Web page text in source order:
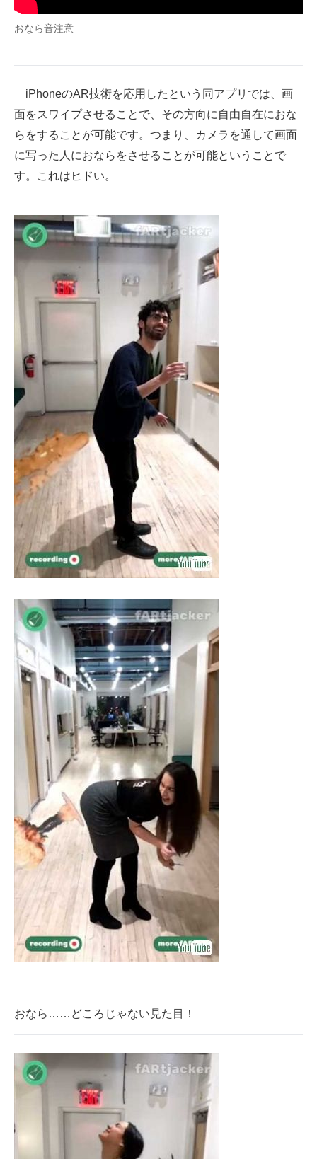
マーケ×ITの今がよく分かる
製造業のIT導入・活用を支援
エレクトロニクス専門サイト
電子設計の基本と応用
エネルギーの専門メディア
建設×テクノロジーの最前線
ちょっと気になるネットの話題
おなら音注意
iPhoneのAR技術を応用したという同アプリでは、画
面をスワイプさせることで、その方向に自由自在におな
らをすることが可能です。つまり、カメラを通して画面
に写った人におならをさせることが可能ということで
す。これはヒドい。
おなら……どころじゃない見た目！